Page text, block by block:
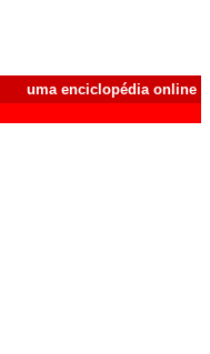
uma enciclopédia online